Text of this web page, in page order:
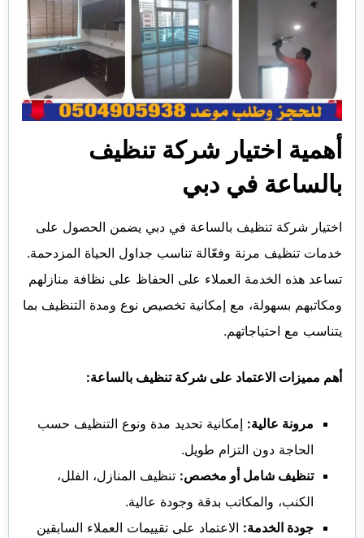
أهمية اختيار شركة تنظيف
بالساعة في دبي
اختيار شركة تنظيف بالساعة في دبي يضمن الحصول على
خدمات تنظيف مرنة وفعّالة تناسب جداول الحياة المزدحمة.
تساعد هذه الخدمة العملاء على الحفاظ على نظافة منازلهم
ومكاتبهم بسهولة، مع إمكانية تخصيص نوع ومدة التنظيف بما
يتناسب مع احتياجاتهم.
أهم مميزات الاعتماد على شركة تنظيف بالساعة:
مرونة عالية: إمكانية تحديد مدة ونوع التنظيف حسب
الحاجة دون التزام طويل.
تنظيف شامل أو مخصص: تنظيف المنازل، الفلل،
الكنب، والمكاتب بدقة وجودة عالية.
جودة الخدمة: الاعتماد على تقييمات العملاء السابقين